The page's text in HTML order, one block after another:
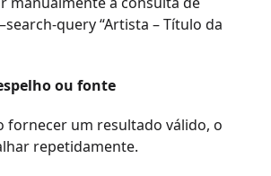
query “Artista – Título da
ou fonte
fornecer um resultado válido, o
repetidamente.